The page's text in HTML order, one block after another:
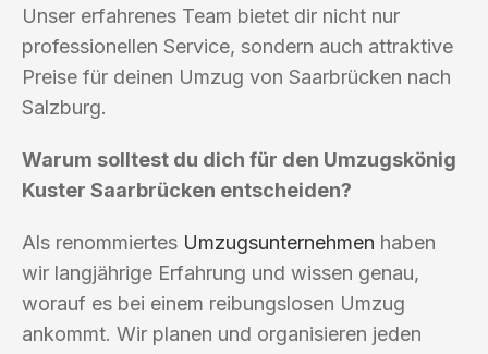
Unser erfahrenes Team bietet dir nicht nur
professionellen Service, sondern auch attraktive
Preise für deinen Umzug von Saarbrücken nach
Salzburg.
Warum solltest du dich für den Umzugskönig
Kuster Saarbrücken entscheiden?
Als renommiertes Umzugsunternehmen haben
wir langjährige Erfahrung und wissen genau,
worauf es bei einem reibungslosen Umzug
ankommt. Wir planen und organisieren jeden